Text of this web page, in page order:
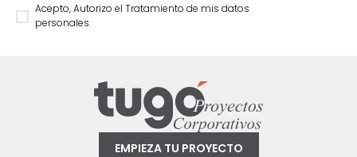
Acepto, Autorizo el Tratamiento de mis datos
personales.
EMPIEZA TU PROYECTO